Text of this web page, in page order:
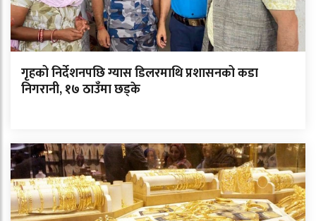
गृहको निर्देशनपछि ग्यास डिलरमाथि प्रशासनको कडा
निगरानी, १७ ठाउँमा छड्के